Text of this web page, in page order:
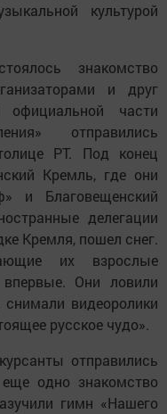
культурой
знакомство
и друг
части
отправились
РТ. Под конец
Кремль, где они
и Благовещенский
делегации
Кремля, пошел снег.
их взрослые
Они ловили
видеоролики
русское чудо».
отправились
одно знакомство
гимн «Нашего